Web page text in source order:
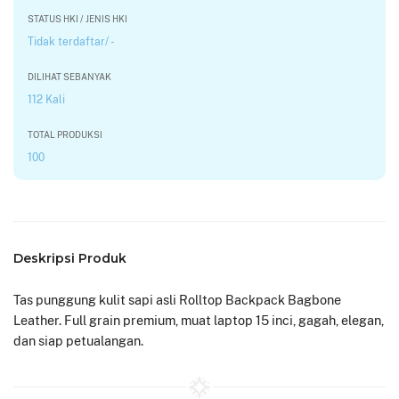
STATUS HKI / JENIS HKI
Tidak terdaftar/ -
DILIHAT SEBANYAK
112 Kali
TOTAL PRODUKSI
100
Deskripsi Produk
Tas punggung kulit sapi asli Rolltop Backpack Bagbone
Leather. Full grain premium, muat laptop 15 inci, gagah, elegan,
dan siap petualangan.